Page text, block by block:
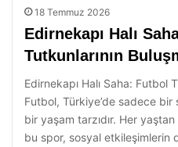
18 Temmuz 2026
Edirnekapı Halı
Tutkunlarının
Edirnekapı Halı Saha: Futbol
Futbol, Türkiye’de sadece bir
bir yaşam tarzıdır. Her
bu spor, sosyal etkileşimlerin